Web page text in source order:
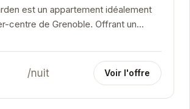
est un appartement idéalement
centre de Grenoble. Offrant un
et une terrasse privative, il est
/nuit Voir l'offre